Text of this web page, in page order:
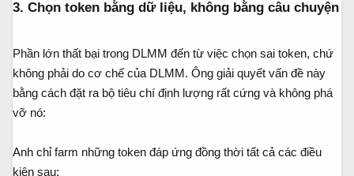
3. Chọn token bằng dữ liệu, không bằng câu chuyện​
Phần lớn thất bại trong DLMM đến từ việc chọn sai token, chứ
không phải do cơ chế của DLMM. Ông giải quyết vấn đề này
bằng cách đặt ra bộ tiêu chí định lượng rất cứng và không phá
vỡ nó:
Anh chỉ farm những token đáp ứng đồng thời tất cả các điều
kiện sau: